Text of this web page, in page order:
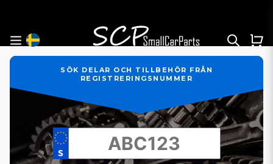
SÖK DELAR OCH TILLBEHÖR FRÅN
REGISTRERINGSNUMMER